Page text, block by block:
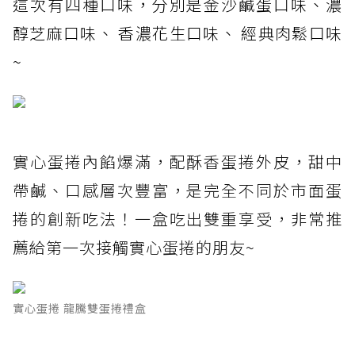
醇芝麻口味、 香濃花生口味、 經典肉鬆口味
~
實心蛋捲內餡爆滿，配酥香蛋捲外皮，甜中
帶鹹、口感層次豐富，是完全不同於市面蛋
捲的創新吃法！一盒吃出雙重享受，非常推
薦給第一次接觸實心蛋捲的朋友~
實心蛋捲 龍騰雙蛋捲禮盒